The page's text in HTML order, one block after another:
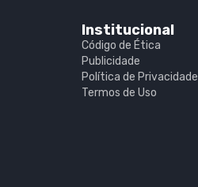
Institucional
Código de Ética
Publicidade
Política de Privacidade
Termos de Uso